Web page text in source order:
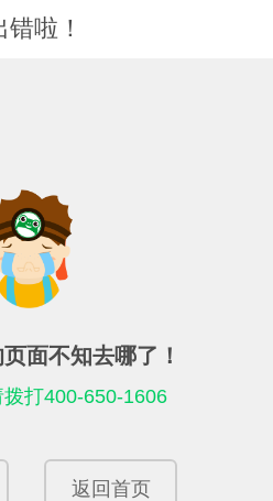
错啦！
面不知去哪了！
打400-650-1606
返回首页